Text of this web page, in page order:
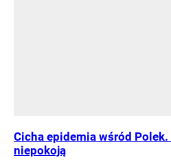
Cicha epidemia wśród Polek.
niepokoją